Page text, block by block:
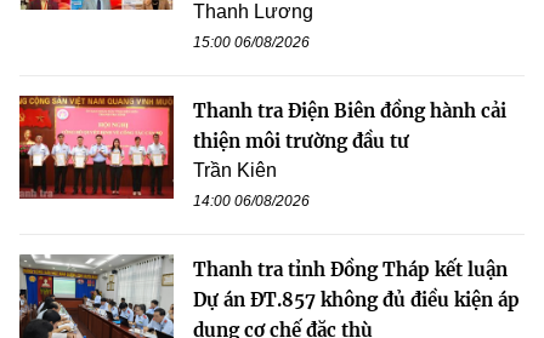
Thanh Lương
15:00 06/08/2026
Thanh tra Điện Biên đồng hành cải
thiện môi trường đầu tư
Trần Kiên
14:00 06/08/2026
Thanh tra tỉnh Đồng Tháp kết luận
Dự án ĐT.857 không đủ điều kiện áp
dụng cơ chế đặc thù